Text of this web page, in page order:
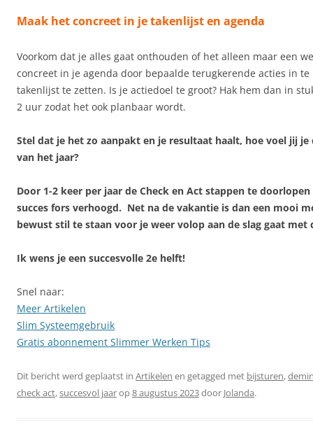
Maak het concreet in je takenlijst en agenda
Voorkom dat je alles gaat onthouden of het alleen maar een
concreet in je agenda door bepaalde terugkerende acties in
takenlijst te zetten. Is je actiedoel te groot? Hak hem dan in
2 uur zodat het ook planbaar wordt.
Stel dat je het zo aanpakt en je resultaat haalt, hoe voel jij je
van het jaar?
Door 1-2 keer per jaar de Check en Act stappen te
succes fors verhoogd. Net na de vakantie is dan een mooi
bewust stil te staan voor je weer volop aan de slag gaat met
Ik wens je een succesvolle 2e helft!
Snel naar:
Meer Artikelen
Slim Systeemgebruik
Gratis abonnement Slimmer Werken Tips
Dit bericht werd geplaatst in Artikelen en getagged met bijsturen,
check act,succesvol jaarop8 augustus 2023door Jolanda.